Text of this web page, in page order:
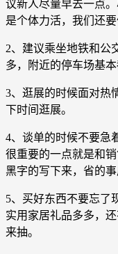
议新人尽量早去一点
是个体力活，我们还
2、建议乘坐地铁和公
多，附近的停车场基
3、逛展的时候面对热
下时间逛展。
4、谈单的时候不要急
很重要的一点就是和
黑字的写下来，省的事
5、买好东西不要忘了
实用家居礼品多多，
来抽。